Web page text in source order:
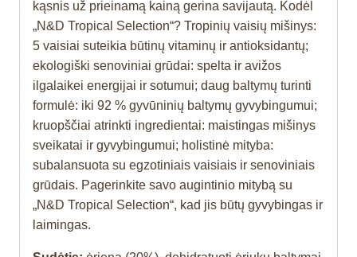
kąsnis už prieinamą kainą gerina savijautą. Kodėl
„N&D Tropical Selection“? Tropinių vaisių mišinys:
5 vaisiai suteikia būtinų vitaminų ir antioksidantų;
ekologiški senoviniai grūdai: spelta ir avižos
ilgalaikei energijai ir sotumui; daug baltymų turinti
formulė: iki 92 % gyvūninių baltymų gyvybingumui;
kruopščiai atrinkti ingredientai: maistingas mišinys
sveikatai ir gyvybingumui; holistinė mityba:
subalansuota su egzotiniais vaisiais ir senoviniais
grūdais. Pagerinkite savo augintinio mitybą su
„N&D Tropical Selection“, kad jis būtų gyvybingas ir
laimingas.